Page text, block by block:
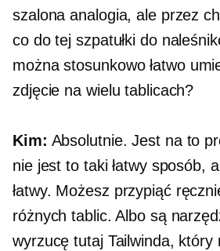
szalona analogia, ale przez
co do tej szpatułki do
można stosunkowo łatwo
zdjęcie na wielu tablicach?
Kim: Absolutnie. Jest na to
nie jest to taki łatwy sposób,
łatwy. Możesz przypiąć
różnych tablic. Albo są
wyrzucę tutaj Tailwinda, który